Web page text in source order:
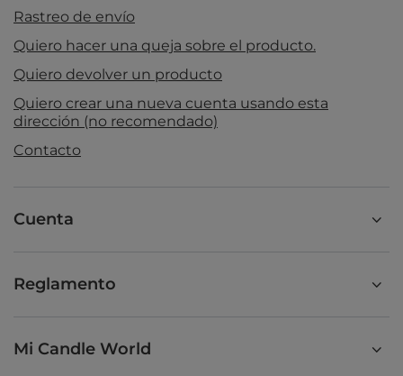
Rastreo de envío
Quiero hacer una queja sobre el producto.
Quiero devolver un producto
Quiero crear una nueva cuenta usando esta
dirección (no recomendado)
Contacto
Cuenta
Reglamento
Mi Candle World